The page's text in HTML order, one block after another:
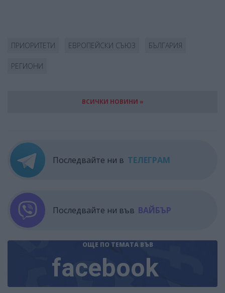
ПРИОРИТЕТИ ЕВРОПЕЙСКИ СЪЮЗ БЪЛГАРИЯ
РЕГИОНИ
ВСИЧКИ НОВИНИ »
Последвайте ни в ТЕЛЕГРАМ
Последвайте ни във ВАЙБЪР
ОЩЕ ПО ТЕМАТА ВЪВ
facebook